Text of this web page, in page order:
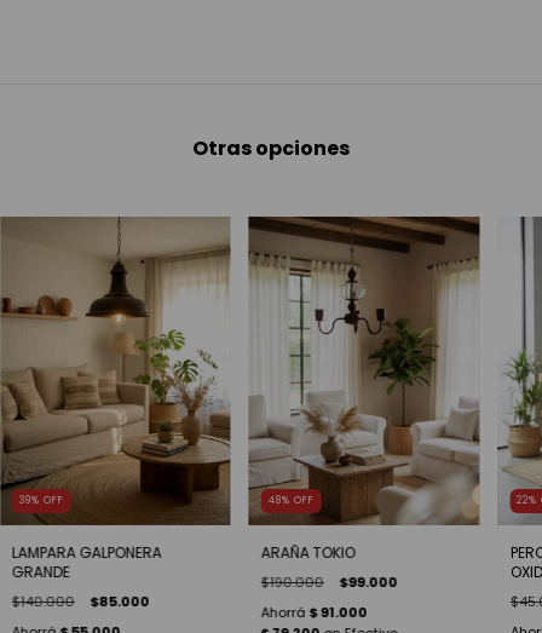
Otras opciones
39% OFF
LAMPARA GALPONERA
GRANDE
$140.000 $85.000
48% OFF
ARAÑA TOKIO
$190.000 $99.000
22%